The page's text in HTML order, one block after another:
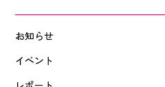
お知らせ
イベント